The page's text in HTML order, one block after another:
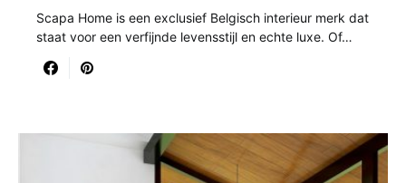
Scapa Home is een exclusief Belgisch interieur merk dat
staat voor een verfijnde levensstijl en echte luxe. Of…